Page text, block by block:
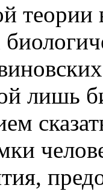
теории
лишь